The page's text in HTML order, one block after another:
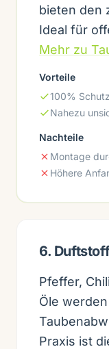
bieten den
Ideal für
Mehr zu
Vorteile
100%
Nahezu
Nachteile
Montage
Höhere
6.
Pfeffer,
Öle
Praxis ist